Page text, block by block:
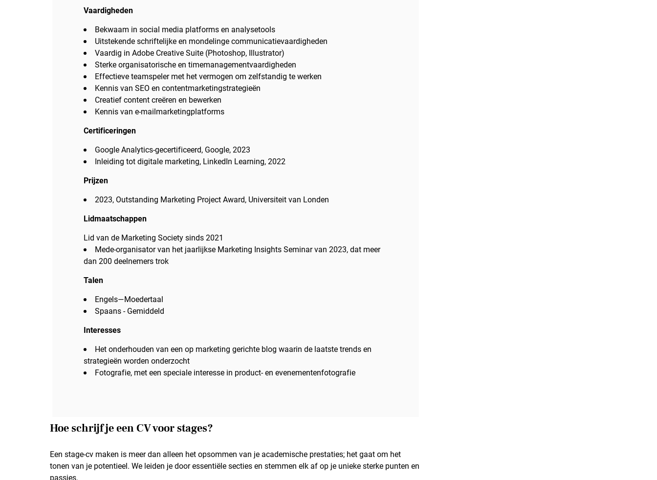
Vaardigheden
Bekwaam in social media platforms en analysetools
Uitstekende schriftelijke en mondelinge communicatievaardigheden
Vaardig in Adobe Creative Suite (Photoshop, Illustrator)
Sterke organisatorische en timemanagementvaardigheden
Effectieve teamspeler met het vermogen om zelfstandig te werken
Kennis van SEO en contentmarketingstrategieën
Creatief content creëren en bewerken
Kennis van e-mailmarketingplatforms
Certificeringen
Google Analytics-gecertificeerd, Google, 2023
Inleiding tot digitale marketing, LinkedIn Learning, 2022
Prijzen
2023, Outstanding Marketing Project Award, Universiteit van Londen
Lidmaatschappen
Lid van de Marketing Society sinds 2021
Mede-organisator van het jaarlijkse Marketing Insights Seminar van 2023, dat meer
dan 200 deelnemers trok
Talen
Engels—Moedertaal
Spaans - Gemiddeld
Interesses
Het onderhouden van een op marketing gerichte blog waarin de laatste trends en
strategieën worden onderzocht
Fotografie, met een speciale interesse in product- en evenementenfotografie
Hoe schrijf je een CV voor stages?
Een stage-cv maken is meer dan alleen het opsommen van je academische prestaties; het gaat om het
tonen van je potentieel. We leiden je door essentiële secties en stemmen elk af op je unieke sterke punten en
passies.